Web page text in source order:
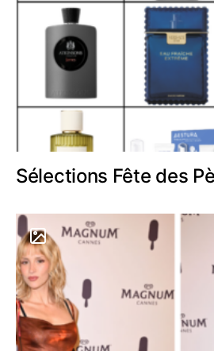
Sélections Fête des